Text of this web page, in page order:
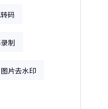
码
制
图片去水印